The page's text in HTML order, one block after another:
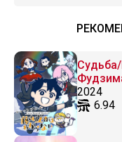
2024
6.94